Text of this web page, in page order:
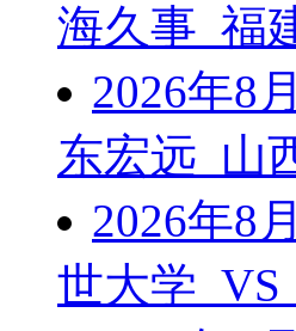
海久事 福
2026年8
东宏远 山
2026年8
世大学 VS